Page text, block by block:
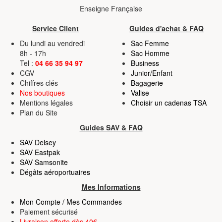
Enseigne Française
Service Client
Guides d'achat & FAQ
Du lundi au vendredi
8h - 17h
Tel : 04 66 35 94 97
CGV
Chiffres clés
Nos boutiques
Mentions légales
Plan du Site
Sac Femme
Sac Homme
Business
Junior/Enfant
Bagagerie
Valise
Choisir un cadenas TSA
Guides SAV & FAQ
SAV Delsey
SAV Eastpak
SAV Samsonite
Dégâts aéroportuaires
Mes Informations
Mon Compte / Mes Commandes
Paiement sécurisé